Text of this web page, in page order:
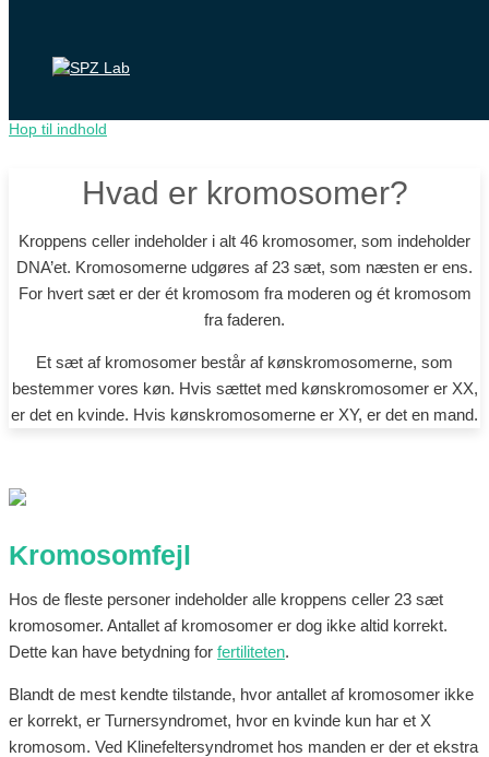
Hop til indhold
Hvad er kromosomer?
Kroppens celler indeholder i alt 46 kromosomer, som indeholder
DNA’et. Kromosomerne udgøres af 23 sæt, som næsten er ens.
For hvert sæt er der ét kromosom fra moderen og ét kromosom
fra faderen.
Et sæt af kromosomer består af kønskromosomerne, som
bestemmer vores køn. Hvis sættet med kønskromosomer er XX,
er det en kvinde. Hvis kønskromosomerne er XY, er det en mand.
Kromosomfejl
Hos de fleste personer indeholder alle kroppens celler 23 sæt
kromosomer. Antallet af kromosomer er dog ikke altid korrekt.
Dette kan have betydning for fertiliteten.
Blandt de mest kendte tilstande, hvor antallet af kromosomer ikke
er korrekt, er Turnersyndromet, hvor en kvinde kun har et X
kromosom. Ved Klinefeltersyndromet hos manden er der et ekstra